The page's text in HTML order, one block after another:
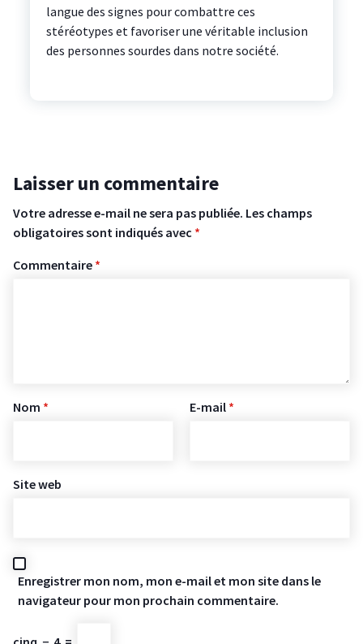
langue des signes pour combattre ces
stéréotypes et favoriser une véritable inclusion
des personnes sourdes dans notre société.
Laisser un commentaire
Votre adresse e-mail ne sera pas publiée. Les champs
obligatoires sont indiqués avec *
Commentaire *
Nom * E-mail *
Site web
Enregistrer mon nom, mon e-mail et mon site dans le
navigateur pour mon prochain commentaire.